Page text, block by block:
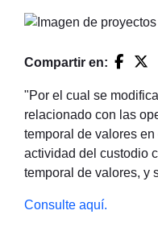
Compartir en:
"Por el cual se
relacionado con las
temporal de valores
actividad del custodio
temporal de valores, y
Consulte aquí.